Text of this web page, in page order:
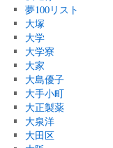
夢100リスト
大塚
大学
大学寮
大家
大島優子
大手小町
大正製薬
大泉洋
大田区